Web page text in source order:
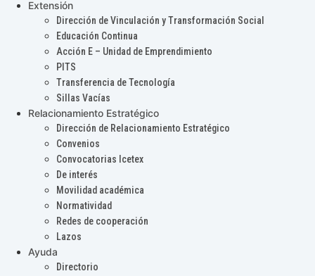
Extensión
Dirección de Vinculación y Transformación Social
Educación Continua
Acción E – Unidad de Emprendimiento
PITS
Transferencia de Tecnología
Sillas Vacías
Relacionamiento Estratégico
Dirección de Relacionamiento Estratégico
Convenios
Convocatorias Icetex
De interés
Movilidad académica
Normatividad
Redes de cooperación
Lazos
Ayuda
Directorio